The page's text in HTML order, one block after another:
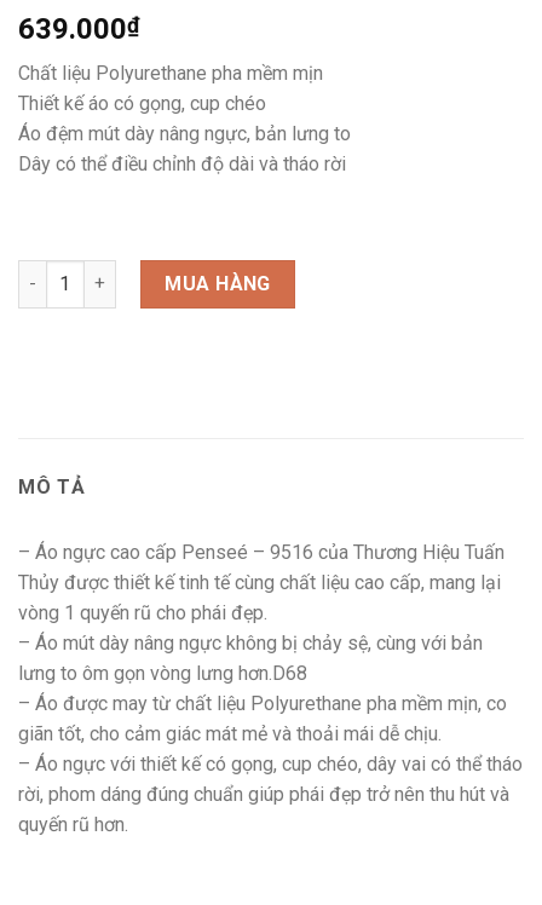
639.000₫
Chất liệu Polyurethane pha mềm mịn
Thiết kế áo có gọng, cup chéo
Áo đệm mút dày nâng ngực, bản lưng to
Dây có thể điều chỉnh độ dài và tháo rời
MUA HÀNG
MÔ TẢ
– Áo ngực cao cấp Penseé – 9516 của Thương Hiệu Tuấn
Thủy được thiết kế tinh tế cùng chất liệu cao cấp, mang lại
vòng 1 quyến rũ cho phái đẹp.
– Áo mút dày nâng ngực không bị chảy sệ, cùng với bản
lưng to ôm gọn vòng lưng hơn.D68
– Áo được may từ chất liệu Polyurethane pha mềm mịn, co
giãn tốt, cho cảm giác mát mẻ và thoải mái dễ chịu.
– Áo ngực với thiết kế có gọng, cup chéo, dây vai có thể tháo
rời, phom dáng đúng chuẩn giúp phái đẹp trở nên thu hút và
quyến rũ hơn.